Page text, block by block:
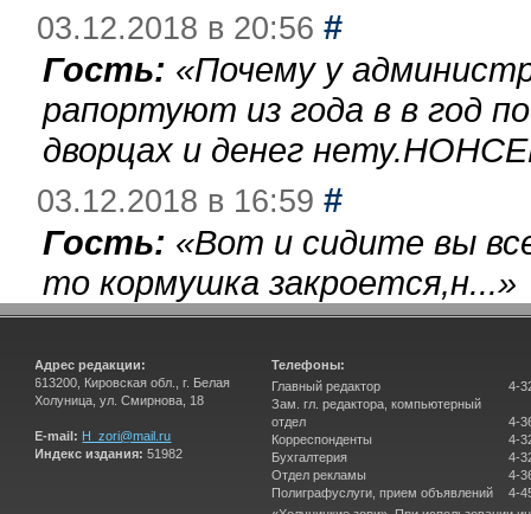
03.12.2018 в 20:56 #
Гость: «Почему у
рапортуют из года в в год
дворцах и денег
03.12.2018 в 16:59 #
Гость: «Вот и сидите вы
то кормушка закроется,н...»
Адрес редакции:
613200, Кировская обл., г. Белая
Холуница, ул. Смирнова, 18
E-mail: H_zori@mail.ru
Индекс издания: 51982
Телефоны:
Главный редактор
Зам. гл. редактора, компьютерный
отдел
Корреспонденты
Бухгалтерия
Отдел рекламы
Полиграфуслуги, прием объявлений
4-
4-
4-
4-
4-
4-